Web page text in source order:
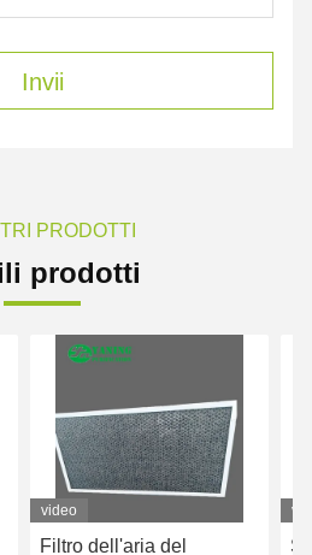
Invii
PRODOTTI
prodotti
video
Struttura di alluminio di